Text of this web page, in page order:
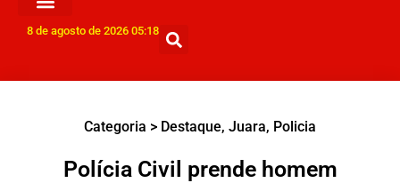
8 de agosto de 2026 05:18
Categoria > Destaque, Juara, Policia
Polícia Civil prende homem